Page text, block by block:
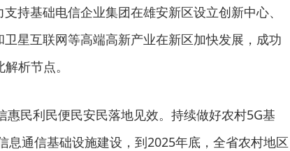
持基础电信企业集团在雄安新区设立创新中心、
星互联网等高端高新产业在新区加快发展，成功
析节点。
惠民利民便民安民落地见效。持续做好农村5G基
息通信基础设施建设，到2025年底，全省农村地区